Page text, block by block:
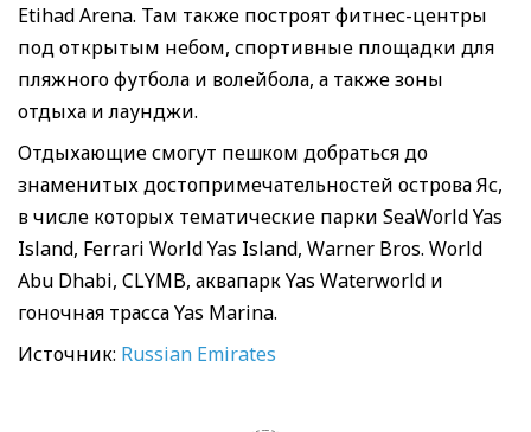
Etihad Arena. Там также построят фитнес-центры
под открытым небом, спортивные площадки для
пляжного футбола и волейбола, а также зоны
отдыха и лаунджи.
Отдыхающие смогут пешком добраться до
знаменитых достопримечательностей острова Яс,
в числе которых тематические парки SeaWorld Yas
Island, Ferrari World Yas Island, Warner Bros. World
Abu Dhabi, CLYMB, аквапарк Yas Waterworld и
гоночная трасса Yas Marina.
Источник: Russian Emirates